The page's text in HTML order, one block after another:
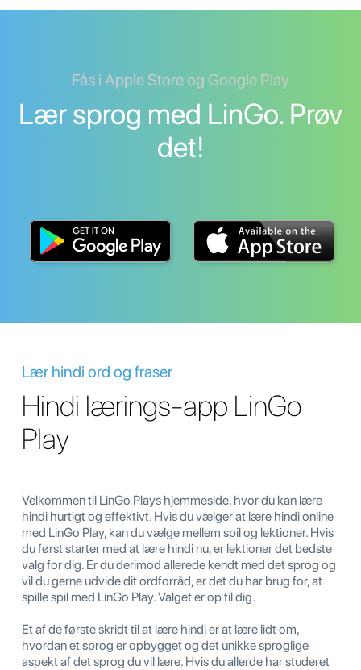
Fås i Apple Store og Google Play
Lær sprog med LinGo. Prøv
det!
Lær hindi ord og fraser
Hindi lærings-app LinGo
Play
Velkommen til LinGo Plays hjemmeside, hvor du kan lære
hindi hurtigt og effektivt. Hvis du vælger at lære hindi online
med LinGo Play, kan du vælge mellem spil og lektioner. Hvis
du først starter med at lære hindi nu, er lektioner det bedste
valg for dig. Er du derimod allerede kendt med det sprog og
vil du gerne udvide dit ordforråd, er det du har brug for, at
spille spil med LinGo Play. Valget er op til dig.
Et af de første skridt til at lære hindi er at lære lidt om,
hvordan et sprog er opbygget og det unikke sproglige
aspekt af det sprog du vil lære. Hvis du allerde har studeret